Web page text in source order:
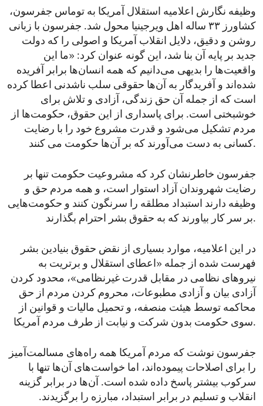
وظیفه نگارش اعلامیه استقلال آمریکا به توماس جفرسون،
کشاورز ۳۳ ‌ساله اهل ویرجینیا محول شد. جفرسون با زبانی
روشن و دقیق، دلایل انقلاب آمریکا و اصولی را که دولت
جدید بر پایه آن بنا ‌شد، این گونه عنوان کرد: «ما این
واقعیت‌ها را بدیهی می‌دانیم که همه انسان‌ها برابر آفریده
شده‌اند و آفریدگار به آن‌ها حقوقی سلب ناشدنی اعطا کرده
است که از جمله آن‌ حق زندگی، آزادی و تلاش برای
خوشبختی است. برای پاسداری از این حقوق، حکومت‌ها از
مردم تشکیل می‌شود و قدرت مشروع خود را با رضایت
کسانی به دست می‌آورند که بر آن‌ها حکومت می کنند.
جفرسون خاطرنشان کرد که مشروعیت حکومت تنها بر
رضایت شهروندان آزاد استوار است، و همه مردم حق و
وظیفه دارند استبداد مطلقه را سرنگون کنند و حکومت‌هایی
بر سر کار بیاورند که به حقوق بشر احترام بگذارند.
در این اعلامیه، موارد بسیاری از نقض حقوق بنیادین بشر
فهرست شده از جمله «اعطای استقلال و برتریت به
نیروهای نظامی در مقابل قدرت غیرنظامی»، محدود کردن
آزادی بیان و آزادی مطبوعات، محروم کردن مردم از حق
محاکمه توسط هیئت منصفه، و تحمیل مالیات و قوانین از
سوی حکومت بدون شرکت و نیابت از طرف مردم آمریکا.
جفرسون نوشت که مردم آمریکا همه راه‌های مسالمت‌آمیز
را برای اصلاحات پیموده‌اند، اما خواست‌های آن‌ها تنها با
سرکوب بیشتر پاسخ داده شده است. آن‌ها در برابر گزینه
انقلاب و تسلیم در برابر استبداد، مبارزه را برگزیدند.